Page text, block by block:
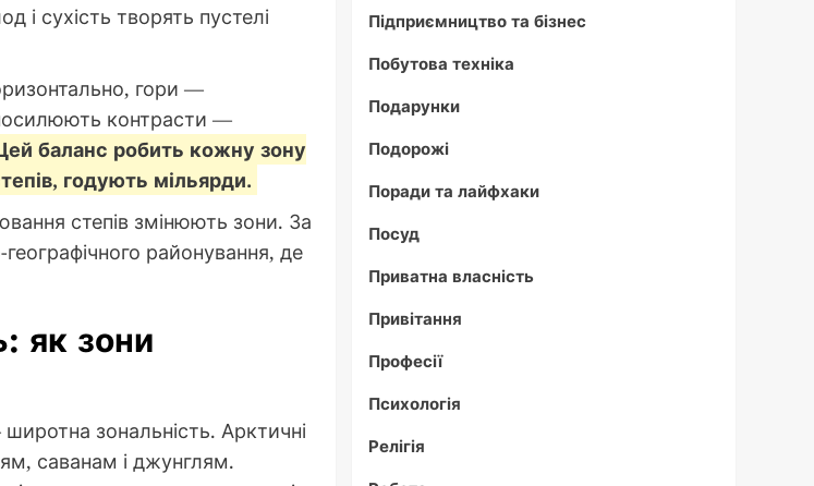
і сухість творять пустелі
гори —
посилюють контрасти —
баланс робить кожну зону
годують мільярди.
степів змінюють зони. За
районування, де
як зони
зональність. Арктичні
саванам і джунглям.
Підприємництво та бізнес
Побутова техніка
Подарунки
Подорожі
Поради та лайфхаки
Посуд
Приватна власність
Привітання
Професії
Психологія
Релігія